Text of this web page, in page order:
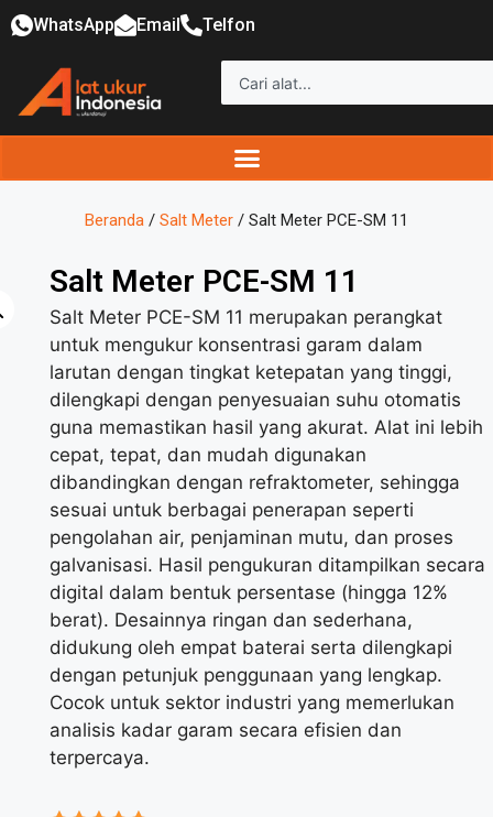
WhatsApp Email Telfon
Beranda / Salt Meter / Salt Meter PCE-SM 11
Salt Meter PCE-SM 11
Salt Meter PCE-SM 11 merupakan perangkat
untuk mengukur konsentrasi garam dalam
larutan dengan tingkat ketepatan yang tinggi,
dilengkapi dengan penyesuaian suhu otomatis
guna memastikan hasil yang akurat. Alat ini lebih
cepat, tepat, dan mudah digunakan
dibandingkan dengan refraktometer, sehingga
sesuai untuk berbagai penerapan seperti
pengolahan air, penjaminan mutu, dan proses
galvanisasi. Hasil pengukuran ditampilkan secara
digital dalam bentuk persentase (hingga 12%
berat). Desainnya ringan dan sederhana,
didukung oleh empat baterai serta dilengkapi
dengan petunjuk penggunaan yang lengkap.
Cocok untuk sektor industri yang memerlukan
analisis kadar garam secara efisien dan
terpercaya.